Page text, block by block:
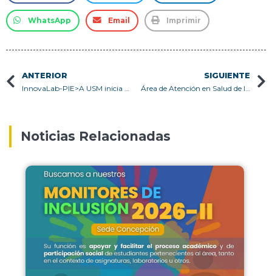
WhatsApp Email Imprimir
ANTERIOR SIGUIENTE
Noticias Relacionadas